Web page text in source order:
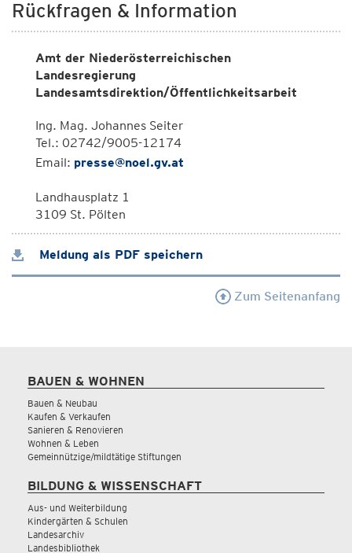
Rückfragen & Information
Amt der Niederösterreichischen
Landesregierung
Landesamtsdirektion/Öffentlichkeitsarbeit
Ing. Mag. Johannes Seiter
Tel.: 02742/9005-12174
Email: presse@noel.gv.at
Landhausplatz 1
3109 St. Pölten
Meldung als PDF speichern
Zum Seitenanfang
BAUEN & WOHNEN
Bauen & Neubau
Kaufen & Verkaufen
Sanieren & Renovieren
Wohnen & Leben
Gemeinnützige/mildtätige Stiftungen
BILDUNG & WISSENSCHAFT
Aus- und Weiterbildung
Kindergärten & Schulen
Landesarchiv
Landesbibliothek